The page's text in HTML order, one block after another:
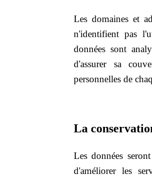
Les domaines et
n'identifient pas
données sont
d'assurer sa
personnelles de
La
Les données
d'améliorer les